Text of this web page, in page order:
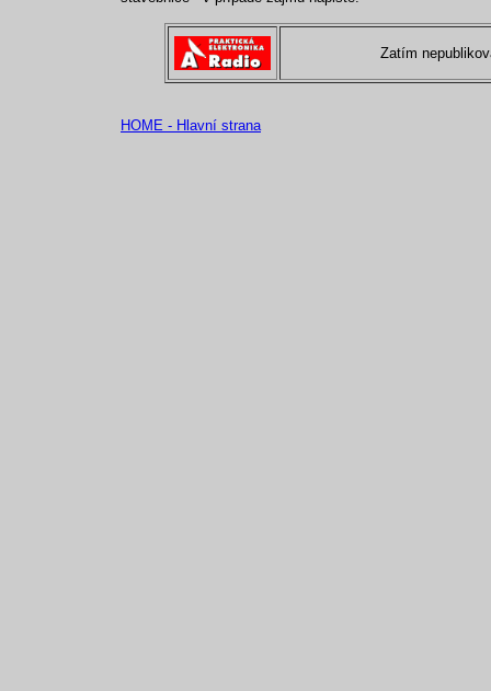
Zatím
HOME - Hlavní strana